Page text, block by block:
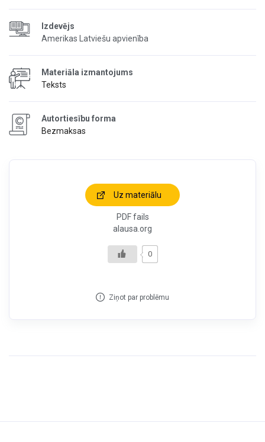
Izdevējs
Amerikas Latviešu apvienība
Materiāla izmantojums
Teksts
Autortiesību forma
Bezmaksas
Uz materiālu
PDF fails
alausa.org
0
Ziņot par problēmu